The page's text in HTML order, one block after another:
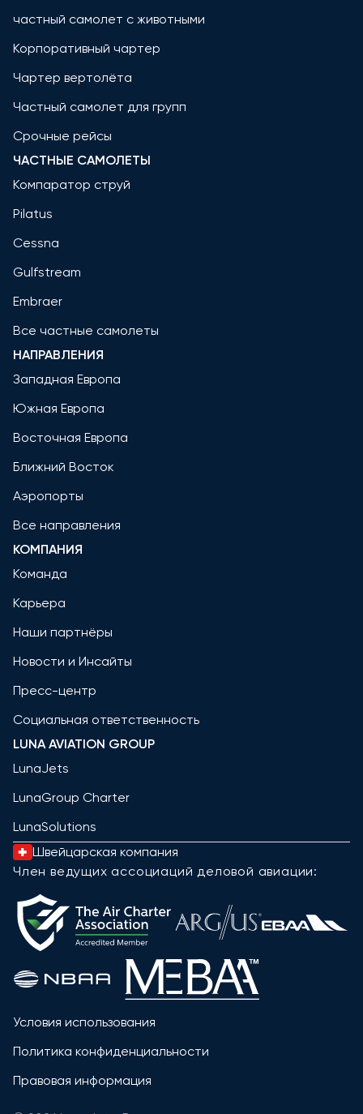
частный самолет с животными
Корпоративный чартер
Чартер вертолёта
Частный самолет для групп
Срочные рейсы
ЧАСТНЫЕ САМОЛЕТЫ
Компаратор струй
Pilatus
Cessna
Gulfstream
Embraer
Все частные самолеты
НАПРАВЛЕНИЯ
Западная Европа
Южная Европа
Восточная Европа
Ближний Восток
Аэропорты
Все направления
КОМПАНИЯ
Команда
Карьера
Наши партнёры
Новости и Инсайты
Пресс-центр
Социальная ответственность
LUNA AVIATION GROUP
LunaJets
LunaGroup Charter
LunaSolutions
Швейцарская компания
Член ведущих ассоциаций деловой авиации:
Условия использования
Политика конфиденциальности
Правовая информация